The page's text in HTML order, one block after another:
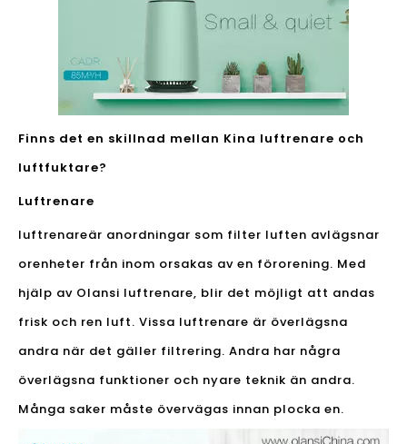
Finns det en skillnad mellan Kina luftrenare och
luftfuktare?
Luftrenare
luftrenareär anordningar som filter luften avlägsnar
orenheter från inom orsakas av en förorening. Med
hjälp av Olansi luftrenare, blir det möjligt att andas
frisk och ren luft. Vissa luftrenare är överlägsna
andra när det gäller filtrering. Andra har några
överlägsna funktioner och nyare teknik än andra.
Många saker måste övervägas innan plocka en.